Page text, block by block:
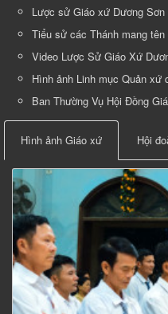
Lược sử Giáo xứ Dương Sơn
Tiểu sử các Thánh mang
Video Lược Sử Giáo Xứ
Hình ảnh Linh mục Quản xứ
Ban Thường Vụ Hội Đồng
Hình ảnh Giáo xứ Hội